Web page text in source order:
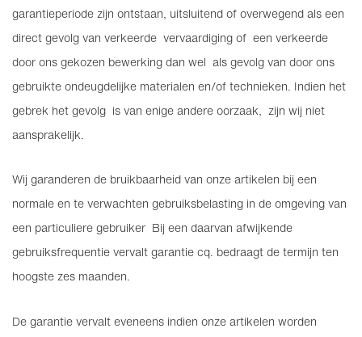
garantieperiode zijn ontstaan, uitsluitend of overwegend als een
direct gevolg van verkeerde vervaardiging of een verkeerde
door ons gekozen bewerking dan wel als gevolg van door ons
gebruikte ondeugdelijke materialen en/of technieken. Indien het
gebrek het gevolg is van enige andere oorzaak, zijn wij niet
aansprakelijk.
Wij garanderen de bruikbaarheid van onze artikelen bij een
normale en te verwachten gebruiksbelasting in de omgeving van
een particuliere gebruiker Bij een daarvan afwijkende
gebruiksfrequentie vervalt garantie cq. bedraagt de termijn ten
hoogste zes maanden.
De garantie vervalt eveneens indien onze artikelen worden